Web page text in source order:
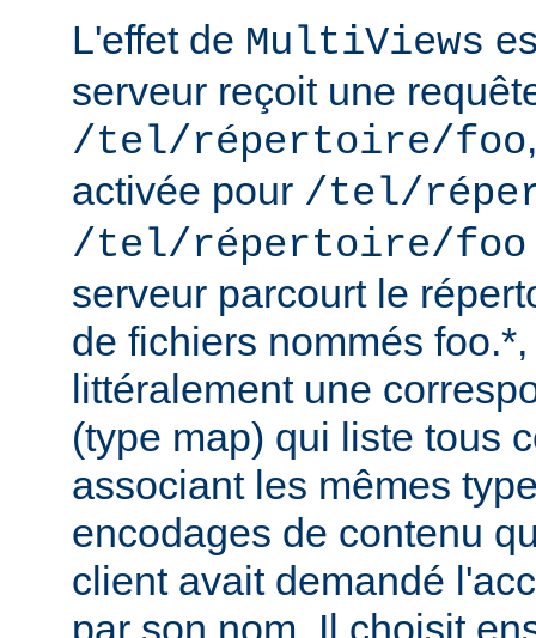
L'effet de MultiViews
serveur reçoit une
/tel/répertoire/foo
activée pour /tel/
/tel/répertoire/foo
serveur parcourt le
de fichiers nommés
littéralement une
(type map) qui liste tous
associant les mêmes
encodages de contenu
client avait demandé